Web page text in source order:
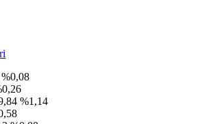
%0,08
%1,14